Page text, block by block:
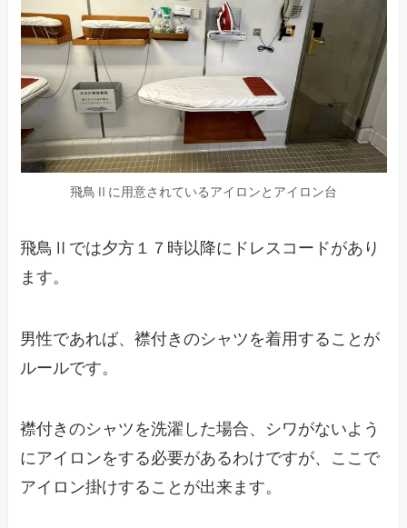
飛鳥Ⅱに用意されているアイロンとアイロン台
飛鳥Ⅱでは夕方１７時以降にドレスコードがあり
ます。
男性であれば、襟付きのシャツを着用することが
ルールです。
襟付きのシャツを洗濯した場合、シワがないよう
にアイロンをする必要があるわけですが、ここで
アイロン掛けすることが出来ます。